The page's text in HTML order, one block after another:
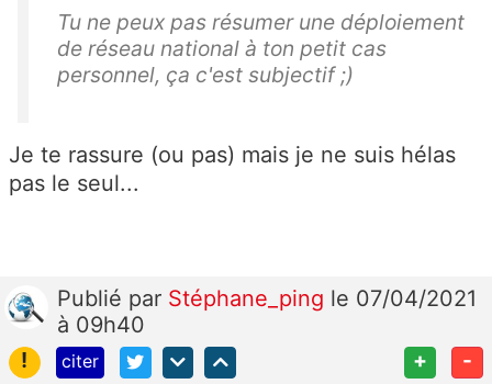
Tu ne peux pas résumer une déploiement
de réseau national à ton petit cas
personnel, ça c'est subjectif ;)
Je te rassure (ou pas) mais je ne suis hélas
pas le seul...
Publié par Stéphane_ping le 07/04/2021
à 09h40
!
citer + -